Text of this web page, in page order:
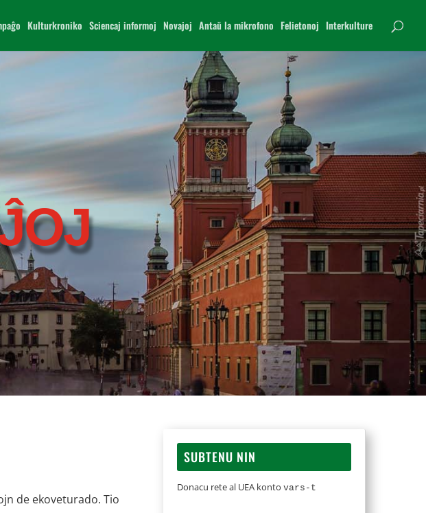
Kulturkroniko Sciencaj informoj Novajoj Antaŭ la mikrofono Felietonoj Interkulture
de ekoveturado. Tio
SUBTENU NIN
Donacu rete al UEA konto vars-t